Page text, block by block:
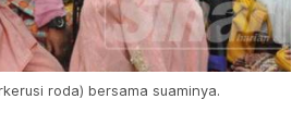
roda) bersama suaminya.